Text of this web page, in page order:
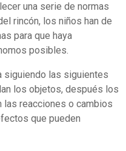
una serie de normas
rincón, los niños han de
para que haya
posibles.
siguiendo las siguientes
los objetos, después los
las reacciones o cambios
que pueden